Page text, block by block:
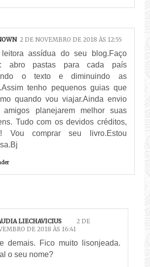
2 DE NOVEMBRO DE 2018 ÀS 12:55
assídua do seu blog.Faço
abro pastas para cada país
o texto e diminuindo as
tenho pequenos guias que
quando vou viajar.Ainda envio
amigos planejarem melhor suas
Tudo com os devidos créditos,
Vou comprar seu livro.Estou
LIECHAVICIUS
2 DE
DE 2018 ÀS 16:41
demais. Fico muito lisonjeada.
o seu nome?